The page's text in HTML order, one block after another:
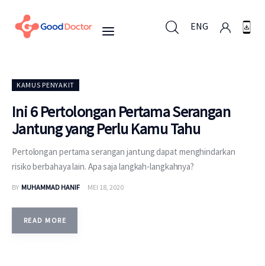
ENG
Untuk Bisnis
Untuk Anda
Mengapa Good Doctor
Berita
KAMUS PENYAKIT
Ini 6 Pertolongan Pertama Serangan
Jantung yang Perlu Kamu Tahu
Pertolongan pertama serangan jantung dapat menghindarkan
risiko berbahaya lain. Apa saja langkah-langkahnya?
BY MUHAMMAD HANIF MEI 18, 2020
READ MORE